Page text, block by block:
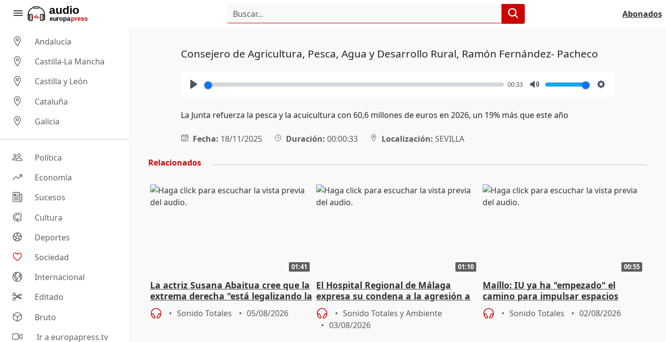
Abonados
Andalucía
Castilla-La Mancha
Castilla y León
Cataluña
Galicia
Política
Economía
Sucesos
Cultura
Deportes
Sociedad
Internacional
Editado
Bruto
Ir a europapress.tv
Consejero de Agricultura, Pesca, Agua y Desarrollo Rural, Ramón Fernández- Pacheco
00:33
La Junta refuerza la pesca y la acuicultura con 60,6 millones de euros en 2026, un 19% más que este año
Fecha: 18/11/2025 Duración: 00:00:33 Localización: SEVILLA
Relacionados
01:41
La actriz Susana Abaitua cree que la
extrema derecha "está legalizando la
homofobia"
Sonido Totales 05/08/2026
01:10
El Hospital Regional de Málaga
expresa su condena a la agresión a
dos enfermeras de Urgencias
Sonido Totales y Ambiente
03/08/2026
00:55
Maíllo: IU ya ha "empezado" el
camino para impulsar espacios
unitarios para las municipales
Sonido Totales 02/08/2026